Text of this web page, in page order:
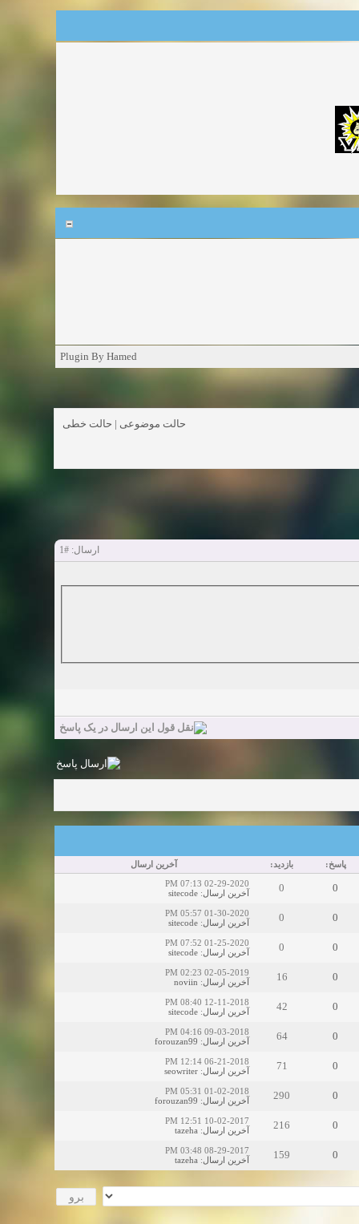
Plugin By Hamed
حالت موضوعی | حالت خطی
ارسال:#1
پاسخ: بازدید: آخرین ارسال
0
0
02-29-2020 07:13 PM
آخرین ارسال:
sitecode
0
0
01-30-2020 05:57 PM
آخرین ارسال:
sitecode
0
0
01-25-2020 07:52 PM
آخرین ارسال:
sitecode
0
16
02-05-2019 02:23 PM
آخرین ارسال:
noviin
0
42
12-11-2018 08:40 PM
آخرین ارسال:
sitecode
0
64
09-03-2018 04:16 PM
آخرین ارسال:
forouzan99
0
71
06-21-2018 12:14 PM
آخرین ارسال:
seowriter
0
290
01-02-2018 05:31 PM
آخرین ارسال:
forouzan99
0
216
10-02-2017 12:51 PM
آخرین ارسال:
tazeha
0
159
08-29-2017 03:48 PM
آخرین ارسال:
tazeha